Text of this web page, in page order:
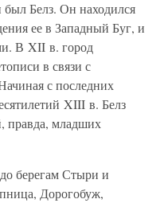
Белз. Он находился
ее в Западный Буг, и
В XII в. город
в связи с
с последних
XIII в. Белз
правда, младших
берегам Стыри и
Дорогобуж,